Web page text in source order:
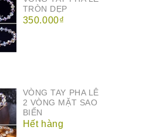
TRÒN DẸP
350.000₫
VÒNG TAY PHA LÊ
2 VÒNG MẶT SAO
BIỂN
Hết hàng